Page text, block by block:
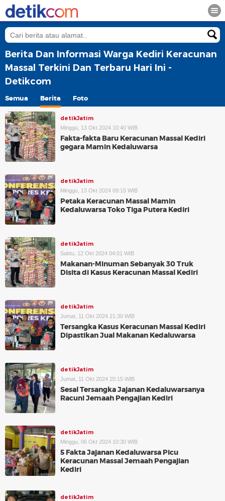
Berita Dan Informasi Warga Kediri Keracunan
Massal Terkini Dan Terbaru Hari Ini -
Detikcom
Semua Berita Foto
detikJatim
Minggu, 13 Okt 2024 10:40 WIB
Fakta-fakta Baru Keracunan Massal Kediri
gegara Mamin Kedaluwarsa
detikJatim
Minggu, 13 Okt 2024 09:15 WIB
Petaka Keracunan Massal Mamin
Kedaluwarsa Toko Tiga Putera Kediri
detikJatim
Sabtu, 12 Okt 2024 04:01 WIB
Makanan-Minuman Sebanyak 30 Truk
Disita di Kasus Keracunan Massal Kediri
detikJatim
Jumat, 11 Okt 2024 21:30 WIB
Tersangka Kasus Keracunan Massal Kediri
Dipastikan Jual Makanan Kedaluwarsa
detikJatim
Jumat, 11 Okt 2024 20:15 WIB
Sesal Tersangka Jajanan Kedaluwarsanya
Racuni Jemaah Pengajian Kediri
detikJatim
Minggu, 06 Okt 2024 10:30 WIB
5 Fakta Jajanan Kedaluwarsa Picu
Keracunan Massal Jemaah Pengajian
Kediri
detikJatim